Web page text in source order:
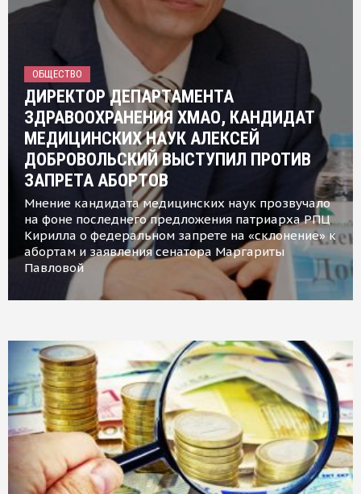
ОБЩЕСТВО
ДИРЕКТОР ДЕПАРТАМЕНТА
ЗДРАВООХРАНЕНИЯ ХМАО, КАНДИДАТ
МЕДИЦИНСКИХ НАУК АЛЕКСЕЙ
ДОБРОВОЛЬСКИЙ ВЫСТУПИЛ ПРОТИВ
ЗАПРЕТА АБОРТОВ
Мнение кандидата медицинских наук прозвучало
на фоне последнего предложения патриарха РПЦ
Кирилла о федеральном запрете на «склонение» к
абортам и заявления сенатора Маргариты
Павловой